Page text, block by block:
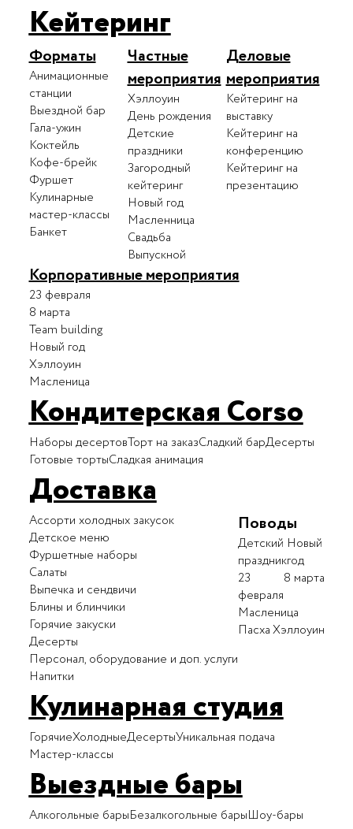
Кейтеринг
Форматы
Анимационные
станции
Выездной бар
Гала-ужин
Коктейль
Кофе-брейк
Фуршет
Кулинарные
мастер-классы
Банкет
Частные
мероприятия
Хэллоуин
День рождения
Детские
праздники
Загородный
кейтеринг
Новый год
Масленница
Свадьба
Выпускной
Деловые
мероприятия
Кейтеринг на
выставку
Кейтеринг на
конференцию
Кейтеринг на
презентацию
Корпоративные мероприятия
23 февраля
8 марта
Team building
Новый год
Хэллоуин
Масленица
Кондитерская Corso
Наборы десертовТорт на заказСладкий барДесерты
Готовые тортыСладкая анимация
Доставка
Ассорти холодных закусок
Детское меню
Фуршетные наборы
Салаты
Выпечка и сендвичи
Блины и блинчики
Горячие закуски
Десерты
Персонал, оборудование и доп. услуги
Напитки
Поводы
Детский
праздник
Новый
год
23
февраля
8 марта
Масленица
ПасхаХэллоуин
Кулинарная студия
ГорячиеХолодныеДесертыУникальная подача
Мастер-классы
Выездные бары
Алкогольные барыБезалкогольные барыШоу-бары